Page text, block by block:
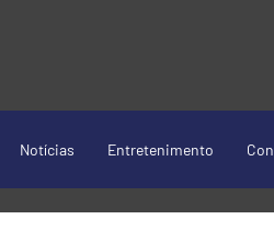
Notícias Entretenimento